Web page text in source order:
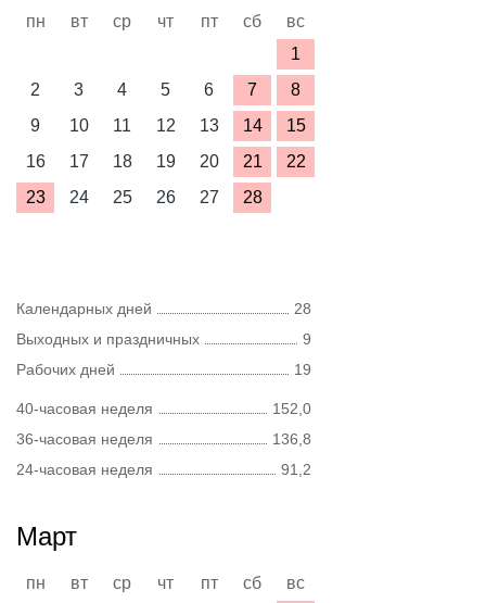
пн вт ср чт пт сб
вс
1
2
3 4 5 6 7
8
9
10 11 12 13 14
15
16
17 18 19 20 21
22
23
24 25 26 27 28
Календарных дней
28
Выходных и праздничных
9
Рабочих дней
19
40-часовая неделя
152,0
36-часовая неделя
136,8
24-часовая неделя
91,2
Март
пн вт ср чт пт сб
вс